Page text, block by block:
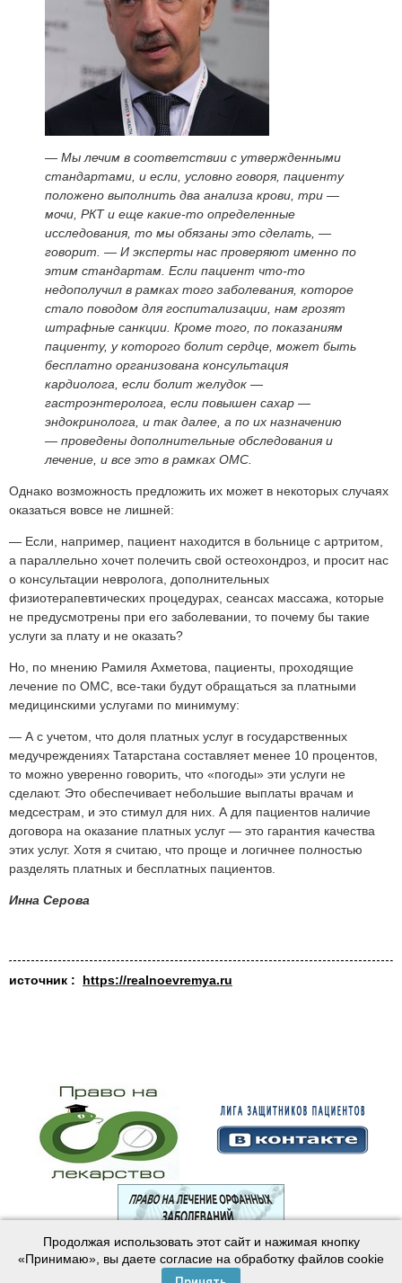
— Мы лечим в соответствии с утвержденными
стандартами, и если, условно говоря, пациенту
положено выполнить два анализа крови, три —
мочи, РКТ и еще какие-то определенные
исследования, то мы обязаны это сделать, —
говорит. — И эксперты нас проверяют именно по
этим стандартам. Если пациент что-то
недополучил в рамках того заболевания, которое
стало поводом для госпитализации, нам грозят
штрафные санкции. Кроме того, по показаниям
пациенту, у которого болит сердце, может быть
бесплатно организована консультация
кардиолога, если болит желудок —
гастроэнтеролога, если повышен сахар —
эндокринолога, и так далее, а по их назначению
— проведены дополнительные обследования и
лечение, и все это в рамках ОМС.
Однако возможность предложить их может в некоторых случаях
оказаться вовсе не лишней:
— Если, например, пациент находится в больнице с артритом,
а параллельно хочет полечить свой остеохондроз, и просит нас
о консультации невролога, дополнительных
физиотерапевтических процедурах, сеансах массажа, которые
не предусмотрены при его заболевании, то почему бы такие
услуги за плату и не оказать?
Но, по мнению Рамиля Ахметова, пациенты, проходящие
лечение по ОМС, все-таки будут обращаться за платными
медицинскими услугами по минимуму:
— А с учетом, что доля платных услуг в государственных
медучреждениях Татарстана составляет менее 10 процентов,
то можно уверенно говорить, что «погоды» эти услуги не
сделают. Это обеспечивает небольшие выплаты врачам и
медсестрам, и это стимул для них. А для пациентов наличие
договора на оказание платных услуг — это гарантия качества
этих услуг. Хотя я считаю, что проще и логичнее полностью
разделять платных и бесплатных пациентов.
Инна Серова
источник : https://realnoevremya.ru
© 2003—2024 Лига защитников пациентов
Создание сайта — Интернет-студияМайер
Продолжая использовать этот сайт и нажимая кнопку
«Принимаю», вы даете согласие на обработку файлов cookie